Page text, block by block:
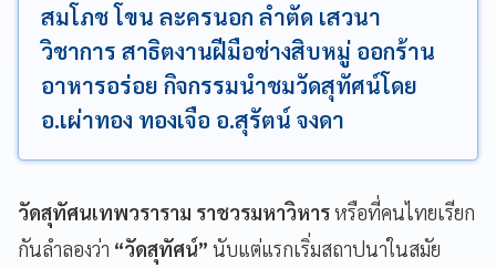
สมโภช โขน ละครนอก ลำตัด เสวนา
วิชาการ สาธิตงานฝีมือช่างสิบหมู่ ออกร้าน
อาหารอร่อย กิจกรรมนำชมวัดสุทัศน์โดย
อ.เผ่าทอง ทองเจือ อ.สุรัตน์ จงดา
วัดสุทัศนเทพวราราม ราชวรมหาวิหารหรือที่คนไทยเรียก
กันลำลองว่า “วัดสุทัศน์” นับแต่แรกเริ่มสถาปนาในสมัย